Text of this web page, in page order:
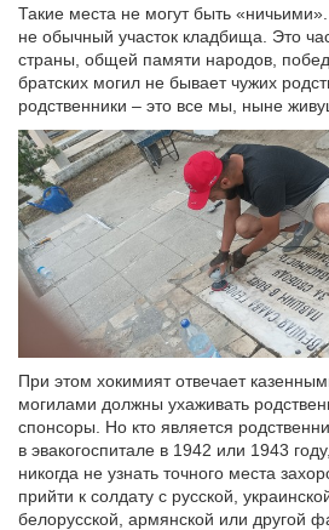
Такие места не могут быть
не обычный участок кладбища. Это
страны, общей памяти народов,
братских могил не бывает чужих
родственники – это все мы, ныне
При этом хокимият отвечает
могилами должны ухаживать
спонсоры. Но кто является
в эвакогоспитале в 1942 или 1943
никогда не узнать точного места
прийти к солдату с русской,
белорусской, армянской или другой